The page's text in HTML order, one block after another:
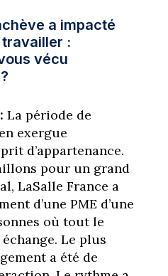
a impacté
:
vécu
La période de
exergue
d’appartenance.
pour un grand
LaSalle France a
d’une PME d’une
où tout le
Le plus
a été de